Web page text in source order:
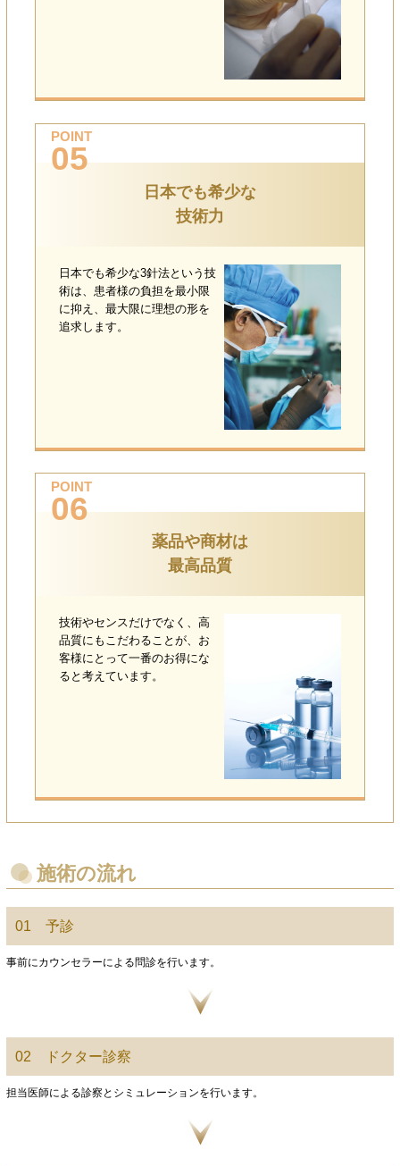
POINT
05
日本でも希少な
技術力
日本でも希少な3針法という技
術は、患者様の負担を最小限
に抑え、最大限に理想の形を
追求します。
POINT
06
薬品や商材は
最高品質
技術やセンスだけでなく、高
品質にもこだわることが、お
客様にとって一番のお得にな
ると考えています。
施術の流れ
01 予診
事前にカウンセラーによる問診を行います。
02 ドクター診察
担当医師による診察とシミュレーションを行います。